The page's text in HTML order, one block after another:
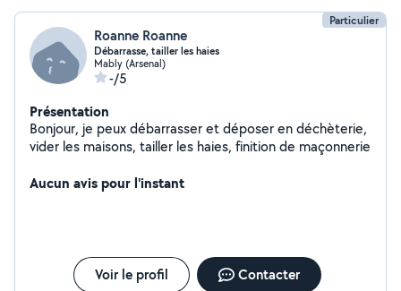
Particulier
Roanne Roanne
Débarrasse, tailler les haies
Mably (Arsenal)
-/5
Présentation
Bonjour, je peux débarrasser et déposer en déchèterie,
vider les maisons, tailler les haies, finition de maçonnerie
Aucun avis pour l'instant
Voir le profil Contacter